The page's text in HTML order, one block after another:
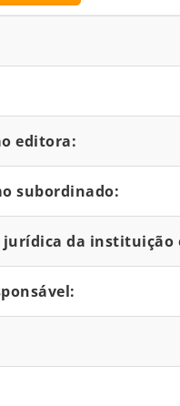
editora:
subordinado:
jurídica da instituição